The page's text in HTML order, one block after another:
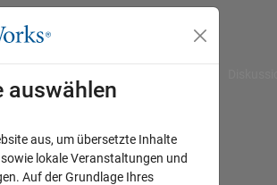
auswählen
aus, um übersetzte Inhalte
lokale Veranstaltungen und
Auf der Grundlage Ihres